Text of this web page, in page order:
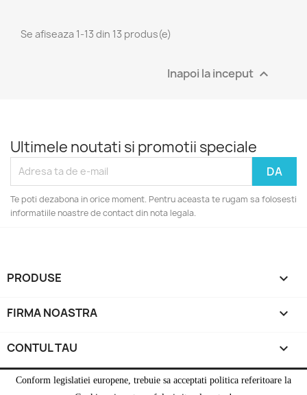
Conform legislatiei europene, trebuie sa acceptati politica referitoare la
Se afiseaza 1-13 din 13 produs(e)
Inapoi la inceput 
Ultimele noutati si promotii speciale
Te poti dezabona in orice moment. Pentru aceasta te rugam sa folosesti
informatiile noastre de contact din nota legala.
PRODUSE 
FIRMA NOASTRA 
CONTUL TAU 
INFORMATIILE MAGAZINULUI keyboard_arrow_down